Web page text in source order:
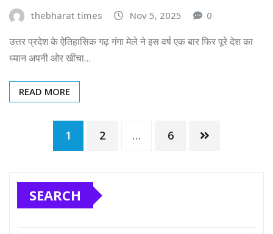
thebharat times Nov 5, 2025 0
उत्तर प्रदेश के ऐतिहासिक गढ़ गंगा मेले ने इस वर्ष एक बार फिर पूरे देश का
ध्यान अपनी ओर खींचा…
READ MORE
1 2 … 6
SEARCH